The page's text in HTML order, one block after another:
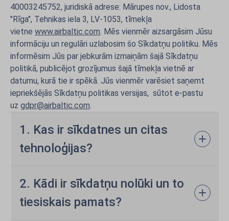
40003245752, juridiskā adrese: Mārupes nov., Lidosta
"Rīga", Tehnikas iela 3, LV-1053, tīmekļa
vietne www.airbaltic.com. Mēs vienmēr aizsargāsim Jūsu
informāciju un regulāri uzlabosim šo Sīkdatņu politiku. Mēs
informēsim Jūs par jebkurām izmaiņām šajā Sīkdatņu
politikā, publicējot grozījumus šajā tīmekļa vietnē ar
datumu, kurā tie ir spēkā. Jūs vienmēr varēsiet saņemt
iepriekšējās Sīkdatņu politikas versijas, sūtot e-pastu
uz gdpr@airbaltic.com.
1. Kas ir sīkdatnes un citas
tehnoloģijas?
2. Kādi ir sīkdatņu nolūki un to
tiesiskais pamats?